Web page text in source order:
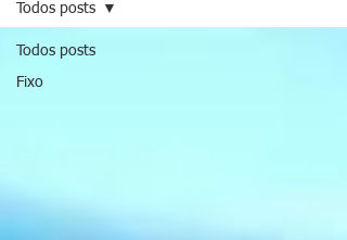
Todos posts
Fixo
Todos posts